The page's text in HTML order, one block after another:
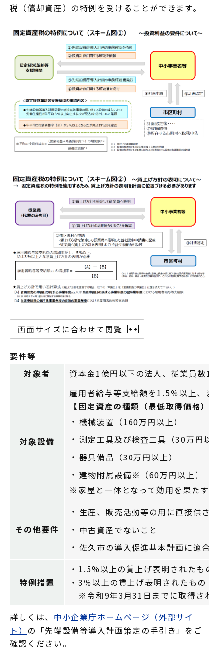
税（償却資産）の特例を受けることができます。
画面サイズに合わせて閲覧
要件等
対象者
資本金1億円以下の法人、従業員数
対象設備
雇用者給与等支給額を1.5％以上、
【固定資産の種類（最低取得価格）】
機械装置（160万円以上）
測定工具及び検査工具（30万円以
器具備品（30万円以上）
建物附属設備※（60万円以上）
※家屋と一体となって効用を果たす
その他要件
生産、販売活動等の用に直接供さ
中古資産でないこと
佐久市の導入促進基本計画に適合
特例措置
・1.5%以上の賃上げ表明されたも
・3％以上の賃上げ表明されたもの
※令和9年3月31日までに取得され
詳しくは、 中小企業庁ホームページ（外部サイ
ト） の「先端設備等導入計画策定の手引き」をご
確認ください。